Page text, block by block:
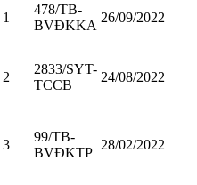
1
478/TB-
BVĐKKA
26/09/2022
2
2833/SYT-
TCCB
24/08/2022
3
99/TB-
BVĐKTP
28/02/2022